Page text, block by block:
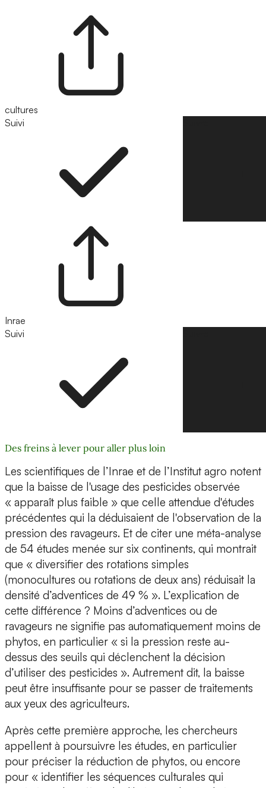
cultures
Suivi
Inrae
Suivi
Des freins à lever pour aller plus loin
Les scientifiques de l’Inrae et de l’Institut agro notent
que la baisse de l'usage des pesticides observée
« apparaît plus faible » que celle attendue d'études
précédentes qui la déduisaient de l'observation de la
pression des ravageurs. Et de citer une méta-analyse
de 54 études menée sur six continents, qui montrait
que « diversifier des rotations simples
(monocultures ou rotations de deux ans) réduisait la
densité d’adventices de 49 % ». L’explication de
cette différence ? Moins d’adventices ou de
ravageurs ne signifie pas automatiquement moins de
phytos, en particulier « si la pression reste au-
dessus des seuils qui déclenchent la décision
d’utiliser des pesticides ». Autrement dit, la baisse
peut être insuffisante pour se passer de traitements
aux yeux des agriculteurs.
Après cette première approche, les chercheurs
appellent à poursuivre les études, en particulier
pour préciser la réduction de phytos, ou encore
pour « identifier les séquences culturales qui